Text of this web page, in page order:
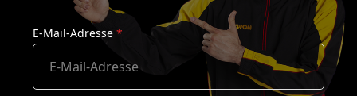
E-Mail-Adresse *